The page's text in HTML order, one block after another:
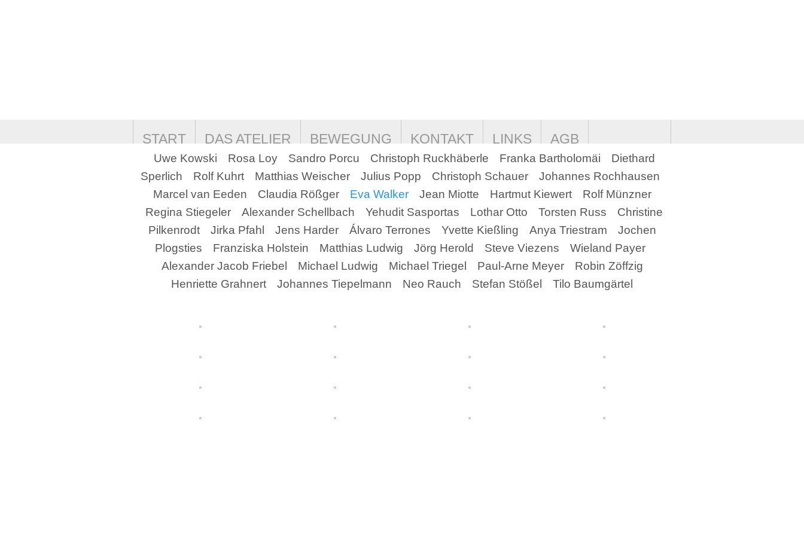
START DAS ATELIER BEWEGUNG KONTAKT LINKS
AGB
COOKIE-RICHTLINIE (EU)
DATENSCHUTZERKLÄRUNG
Uwe Kowski Rosa Loy Sandro Porcu Christoph Ruckhäberle Franka Bartholomäi
Diethard
Sperlich
Rolf Kuhrt Matthias Weischer Julius Popp Christoph Schauer
Johannes Rochhausen
Marcel van Eeden
Claudia Rößger Eva Walker Jean Miotte Hartmut Kiewert
Rolf Münzner
Regina Stiegeler
Alexander Schellbach Yehudit Sasportas Lothar Otto Torsten Russ
Christine
Pilkenrodt
Jirka Pfahl Jens Harder Álvaro Terrones Yvette Kießling Anya Triestram
Jochen
Plogsties
Franziska Holstein Matthias Ludwig Jörg Herold Steve Viezens
Wieland Payer
Alexander Jacob Friebel
Michael Ludwig Michael Triegel Paul-Arne Meyer
Robin Zöffzig
Henriette Grahnert
Johannes Tiepelmann Neo Rauch Stefan Stößel Tilo Baumgärtel